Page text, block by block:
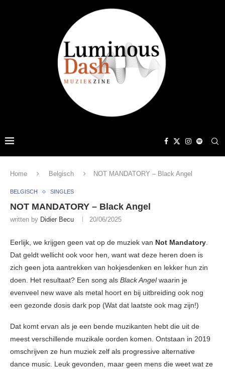
Home Belgisch NOT MANDATORY – Black Angel
BELGISCH SINGLES
NOT MANDATORY – Black Angel
written by Didier Becu 20/06/2025
Eerlijk, we krijgen geen vat op de muziek van Not Mandatory.
Dat geldt wellicht ook voor hen, want wat deze heren doen is
zich geen jota aantrekken van hokjesdenken en lekker hun zin
doen. Het resultaat? Een song als Black Angelwaarin je
evenveel new wave als metal hoort en bij uitbreiding ook nog
een gezonde dosis dark pop (Wat dat laatste ook mag zijn!)
Dat komt ervan als je een bende muzikanten hebt die uit de
meest verschillende muzikale oorden komen. Ontstaan in 2019
omschrijven ze hun muziek zelf als progressive alternative
dance music. Leuk gevonden, maar geen mens die weet wat ze